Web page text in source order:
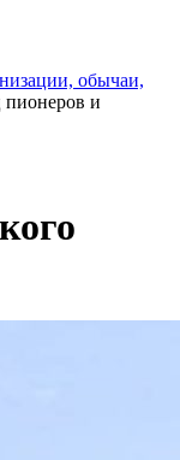
обычаи,
пионеров и